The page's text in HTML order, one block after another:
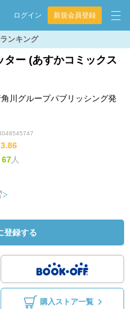
ログイン 新規会員登録
ンキング
ター (あすかコミックス
川グループパブリッシング発
3.86
67人
登録する
購入ストア一覧